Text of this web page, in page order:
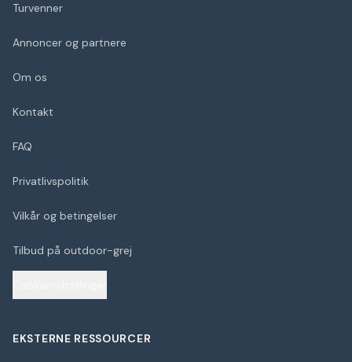
Turvenner
Annoncer og partnere
Om os
Kontakt
FAQ
Privatlivspolitik
Vilkår og betingelser
Tilbud på outdoor-grej
EKSTERNE RESSOURCER